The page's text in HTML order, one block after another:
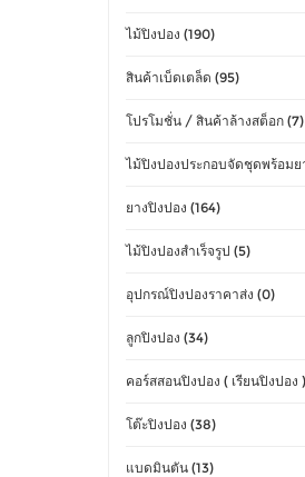
ไม้ปิงปอง (190)
สินค้าเบ็ดเตล็ด (95)
โปรโมชั่น / สินค้าล้างสต็อก (7)
ไม้ปิงปองประกอบจัดชุดพร้อมย
ยางปิงปอง (164)
ไม้ปิงปองสำเร็จรูป (5)
อุปกรณ์ปิงปองราคาส่ง (0)
ลูกปิงปอง (34)
คอร์สสอนปิงปอง ( เรียนปิงปอง
โต๊ะปิงปอง (38)
แบดมินตัน (13)